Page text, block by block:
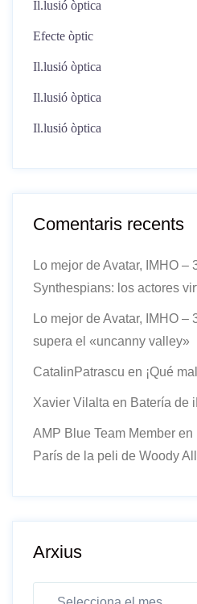
Il.lusió òptica
Efecte òptic
Il.lusió òptica
Il.lusió òptica
Il.lusió òptica
Comentaris recents
Lo mejor de Avatar, IMHO –
Synthespians: los actores
Lo mejor de Avatar, IMHO –
supera el «uncanny valley»
CatalinPatrascu en ¡Qué
Xavier Vilalta en Batería de
AMP Blue Team Member en
París de la peli de Woody
Arxius